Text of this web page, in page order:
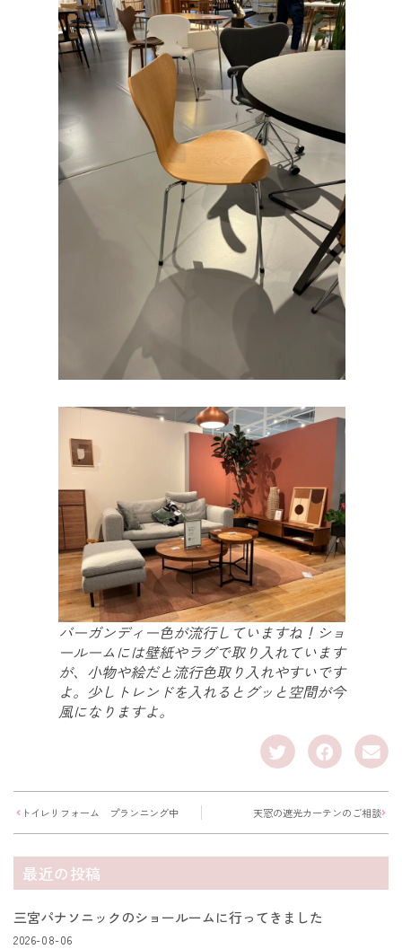
バーガンディー色が流行していますね！ショ
ールームには壁紙やラグで取り入れています
が、小物や絵だと流行色取り入れやすいです
よ。少しトレンドを入れるとグッと空間が今
風になりますよ。
トイレリフォーム プランニング中 天窓の遮光カーテンのご相談
最近の投稿
三宮パナソニックのショールームに行ってきました
2026-08-06